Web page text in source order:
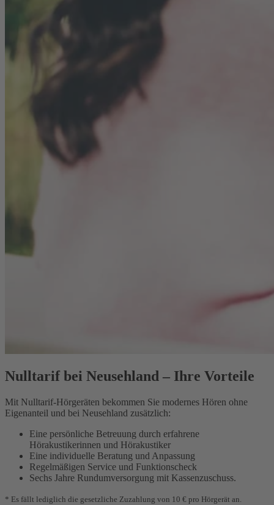
Nulltarif bei Neusehland – Ihre Vorteile
Mit Nulltarif-Hörgeräten bekommen Sie modernes Hören ohne
Eigenanteil und bei Neusehland zusätzlich:
Eine persönliche Betreuung durch erfahrene
Hörakustikerinnen und Hörakustiker
Eine individuelle Beratung und Anpassung
Regelmäßigen Service und Funktionscheck
Sechs Jahre Rundumversorgung mit Kassenzuschuss.
* Es fällt lediglich die gesetzliche Zuzahlung von 10 € pro Hörgerät an.